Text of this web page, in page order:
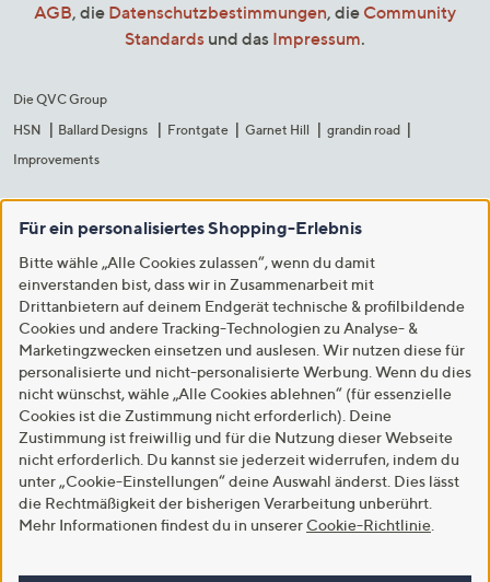
AGB, die Datenschutzbestimmungen, die Community
Standards und das Impressum.
Die QVC Group
HSN
Ballard Designs Frontgate Garnet Hill
grandin road
Improvements
Für ein personalisiertes Shopping-Erlebnis
Bitte wähle „Alle Cookies zulassen“, wenn du damit
einverstanden bist, dass wir in Zusammenarbeit mit
Drittanbietern auf deinem Endgerät technische & profilbildende
Cookies und andere Tracking-Technologien zu Analyse- &
Marketingzwecken einsetzen und auslesen. Wir nutzen diese für
personalisierte und nicht-personalisierte Werbung. Wenn du dies
nicht wünschst, wähle „Alle Cookies ablehnen“ (für essenzielle
Cookies ist die Zustimmung nicht erforderlich). Deine
Zustimmung ist freiwillig und für die Nutzung dieser Webseite
nicht erforderlich. Du kannst sie jederzeit widerrufen, indem du
unter „Cookie-Einstellungen“ deine Auswahl änderst. Dies lässt
die Rechtmäßigkeit der bisherigen Verarbeitung unberührt.
Mehr Informationen findest du in unserer Cookie-Richtlinie